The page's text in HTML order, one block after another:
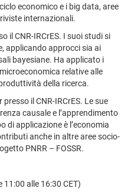
economico e i big data, aree
internazionali.
il CNR-IRCrES. I suoi studi si
applicando approcci sia ai
bayesiane. Ha applicato i
relative alle
della ricerca.
il CNR-IRCrES. Le sue
causale e l’apprendimento
di applicazione è l’economia
anche in altre aree socio-
PNRR – FOSSR.
alle 16:30 CET)